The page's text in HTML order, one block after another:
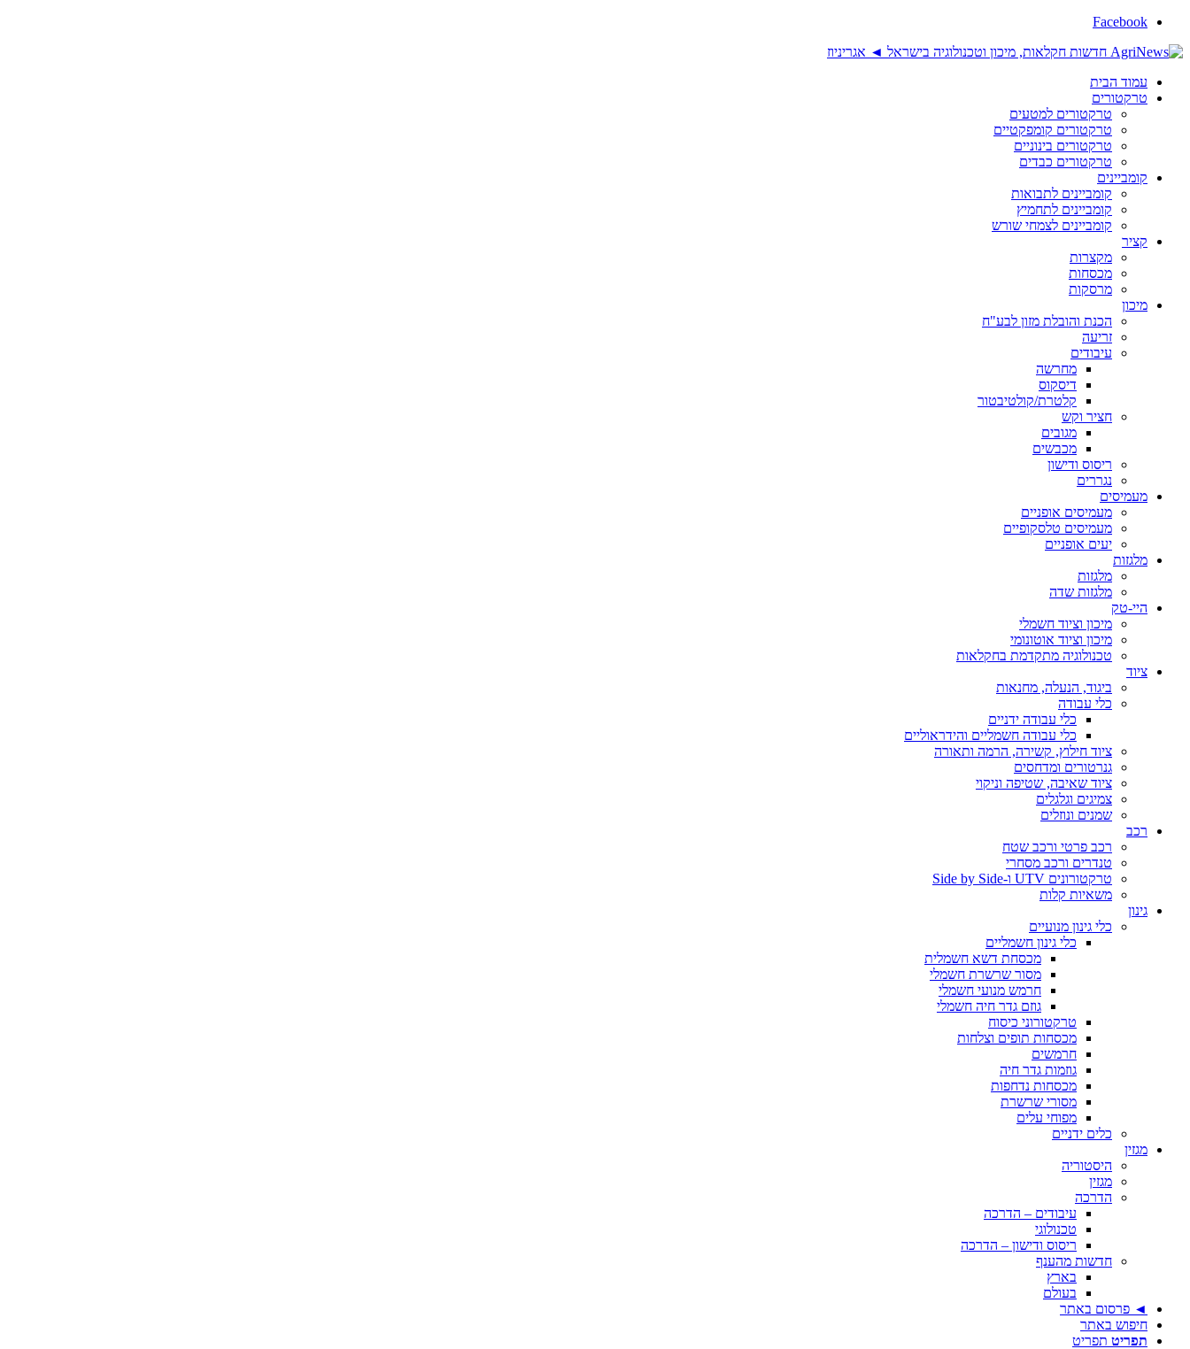
Facebook
עמוד הבית
טרקטורים
טרקטורים למטעים
טרקטורים קומפקטיים
טרקטורים בינוניים
טרקטורים כבדים
קומביינים
קומביינים לתבואות
קומביינים לתחמיץ
קומביינים לצמחי שורש
קציר
מקצרות
מכסחות
מרסקות
מיכון
הכנת והובלת מזון לבע"ח
זריעה
עיבודים
מחרשה
דיסקוס
קלטרת/קולטיבטור
חציר וקש
מגובים
מכבשים
ריסוס ודישון
נגררים
מעמיסים
מעמיסים אופניים
מעמיסים טלסקופיים
יעים אופניים
מלגזות
מלגזות
מלגזות שדה
היי-טק
מיכון וציוד חשמלי
מיכון וציוד אוטונומי
טכנולוגיה מתקדמת בחקלאות
ציוד
ביגוד, הנעלה, מחנאות
כלי עבודה
כלי עבודה ידניים
כלי עבודה חשמליים והידראוליים
ציוד חילוץ, קשירה, הרמה ותאורה
גנרטורים ומדחסים
ציוד שאיבה, שטיפה וניקוי
צמיגים וגלגלים
שמנים ונוזלים
רכב
רכב פרטי ורכב שטח
טנדרים ורכב מסחרי
טרקטורונים UTV ו-Side by Side
משאיות קלות
גינון
כלי גינון מנועיים
כלי גינון חשמליים
מכסחת דשא חשמלית
מסור שרשרת חשמלי
חרמש מנועי חשמלי
גוזם גדר חיה חשמלי
טרקטורוני כיסוח
מכסחות תופים וצלחות
חרמשים
גוזמות גדר חיה
מכסחות נדחפות
מסורי שרשרת
מפוחי עלים
כלים ידניים
מגזין
היסטוריה
מגזין
הדרכה
עיבודים – הדרכה
טכנולוגי
ריסוס ודישון – הדרכה
חדשות מהענף
בארץ
בעולם
◄ פרסום באתר
חיפוש באתר
תפריט תפריט